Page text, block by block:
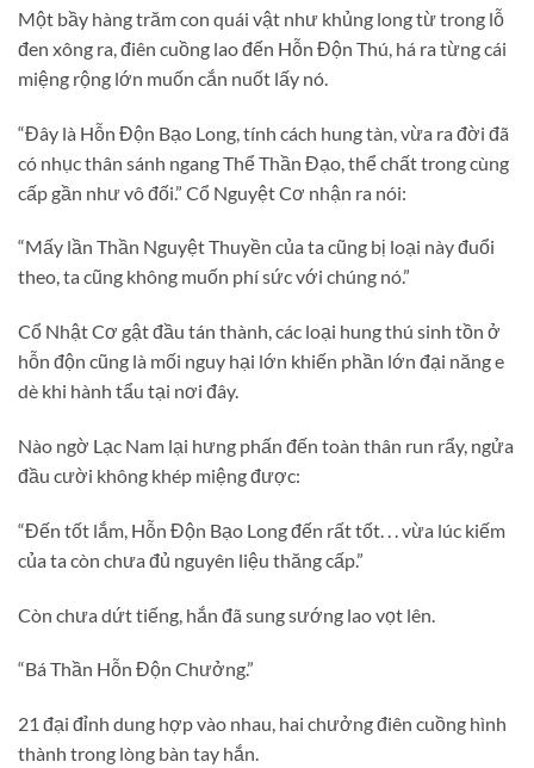
Một bầy hàng trăm con quái vật như khủng long từ trong lỗ
đen xông ra, điên cuồng lao đến Hỗn Độn Thú, há ra từng cái
miệng rộng lớn muốn cắn nuốt lấy nó.
“Đây là Hỗn Độn Bạo Long, tính cách hung tàn, vừa ra đời đã
có nhục thân sánh ngang Thể Thần Đạo, thể chất trong cùng
cấp gần như vô đối.” Cổ Nguyệt Cơ nhận ra nói:
“Mấy lần Thần Nguyệt Thuyền của ta cũng bị loại này đuổi
theo, ta cũng không muốn phí sức với chúng nó.”
Cổ Nhật Cơ gật đầu tán thành, các loại hung thú sinh tồn ở
hỗn độn cũng là mối nguy hại lớn khiến phần lớn đại năng e
dè khi hành tẩu tại nơi đây.
Nào ngờ Lạc Nam lại hưng phấn đến toàn thân run rẩy, ngửa
đầu cười không khép miệng được:
“Đến tốt lắm, Hỗn Độn Bạo Long đến rất tốt. . . vừa lúc kiếm
của ta còn chưa đủ nguyên liệu thăng cấp.”
Còn chưa dứt tiếng, hắn đã sung sướng lao vọt lên.
“Bá Thần Hỗn Độn Chưởng.”
21 đại đỉnh dung hợp vào nhau, hai chưởng điên cuồng hình
thành trong lòng bàn tay hắn.